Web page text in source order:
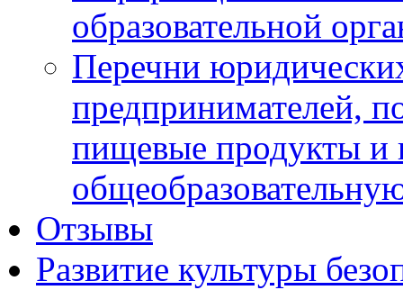
образовательной
Перечни
предпринимателей,
пищевые продукты и
Отзывы
Развитие культуры